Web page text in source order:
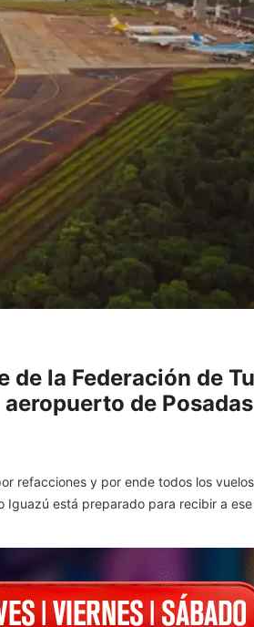
la Federación de
de
refacciones y por ende todos los
está preparado para recibir a